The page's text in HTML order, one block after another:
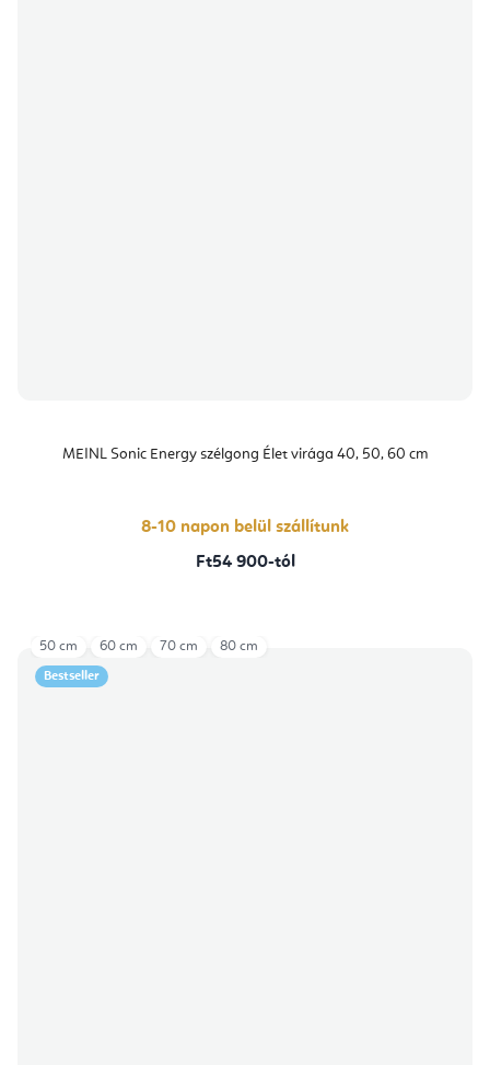
MEINL Sonic Energy szélgong Élet virága 40, 50, 60 cm
8-10 napon belül szállítunk
Ft54 900-tól
Bestseller
50 cm 60 cm 70 cm 80 cm